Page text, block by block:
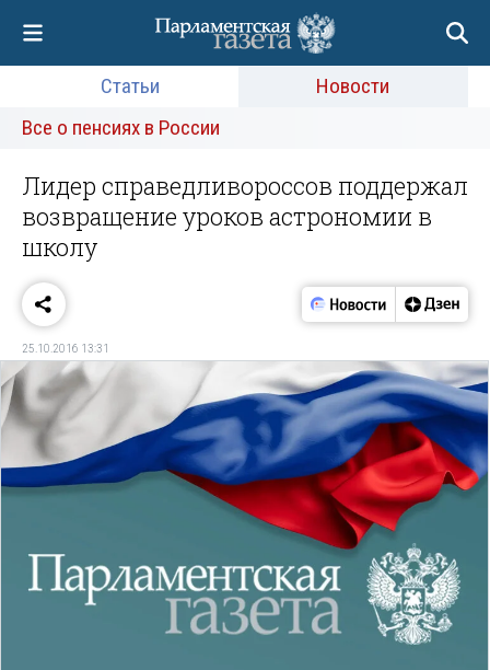
Статьи
Новости
Все о пенсиях в России
Лидер справедливороссов поддержал
возвращение уроков астрономии в
школу
25.10.2016 13:31